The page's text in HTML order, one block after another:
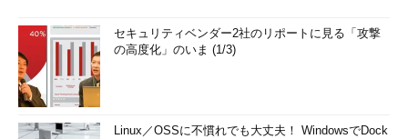
セキュリティベンダー2社のリポートに見る「攻撃
の高度化」のいま (1/3)
Linux／OSSに不慣れでも大丈夫！ WindowsでDock